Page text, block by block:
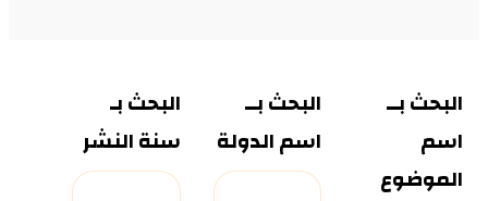
البحث بــ
اسم
الموضوع
البحث بــ
اسم الدولة
البحث بـ
سنة النشر